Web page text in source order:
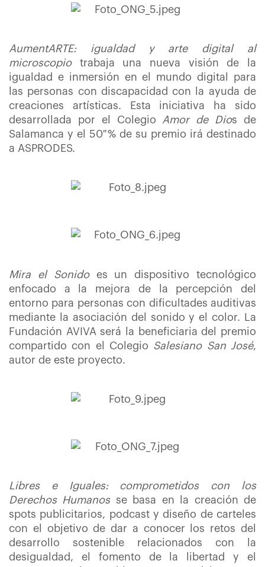
AumentARTE: igualdad y arte digital al
microscopiotrabaja una nueva visión de la
igualdad e inmersión en el mundo digital para
las personas con discapacidad con la ayuda de
creaciones artísticas. Esta iniciativa ha sido
desarrollada por el Colegio Amor de Dios de
Salamanca y el 50 % de su premio irá destinado
a ASPRODES.
Mira el Sonido es un dispositivo tecnológico
enfocado a la mejora de la percepción del
entorno para personas con dificultades auditivas
mediante la asociación del sonido y el color. La
Fundación AVIVA será la beneficiaria del premio
compartido con el Colegio Salesiano San José,
autor de este proyecto.
Libres e Iguales: comprometidos con los
Derechos Humanosse basa en la creación de
spots publicitarios, podcast y diseño de carteles
con el objetivo de dar a conocer los retos del
desarrollo sostenible relacionados con la
desigualdad, el fomento de la libertad y el